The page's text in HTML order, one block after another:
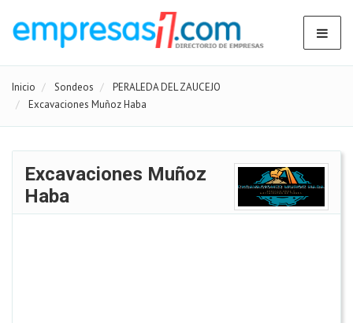
Inicio Sondeos
PERALEDA DEL ZAUCEJO
Excavaciones Muñoz Haba
Excavaciones Muñoz
Haba